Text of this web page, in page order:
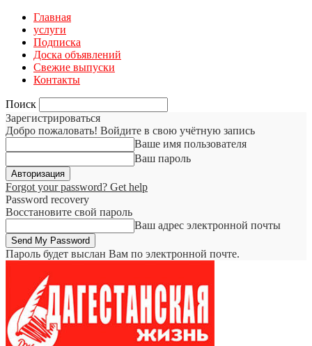
Главная
услуги
Подписка
Доска объявлений
Свежие выпуски
Контакты
Поиск
Зарегистрироваться
Добро пожаловать! Войдите в свою учётную запись
Ваше имя пользователя
Ваш пароль
Forgot your password? Get help
Password recovery
Восстановите свой пароль
Ваш адрес электронной почты
Пароль будет выслан Вам по электронной почте.